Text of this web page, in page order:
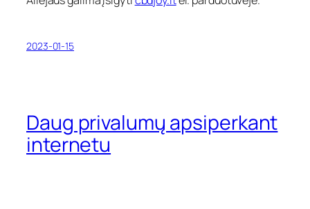
2023-01-15
Daug privalumų apsiperkant
internetu